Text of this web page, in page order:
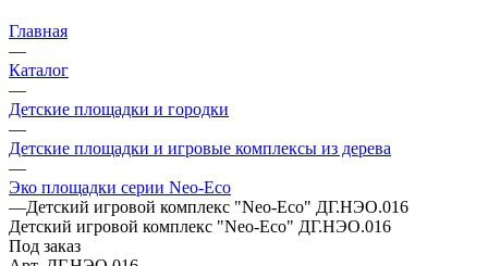
Главная
—
Каталог
—
Детские площадки и городки
—
Детские площадки и игровые комплексы из дерева
—
Эко площадки серии Neo-Eco
—Детский игровой комплекс "Neo-Eco" ДГ.НЭО.016
Детский игровой комплекс "Neo-Eco" ДГ.НЭО.016
Под заказ